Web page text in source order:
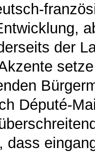
der
Député-
dass